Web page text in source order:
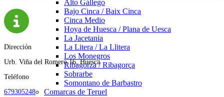
Alto Gállego
Bajo Cinca / Baix Cinca
Cinca Medio
Hoya de Huesca / Plana de Uesca
La Jacetania
La Litera / La Llitera
Los Monegros
Ribagorza / Ribagorça
Sobrarbe
Somontano de Barbastro
Comarcas de Teruel
Dirección
Urb. Viña del Romero 16, Huesca
Teléfono
679305248